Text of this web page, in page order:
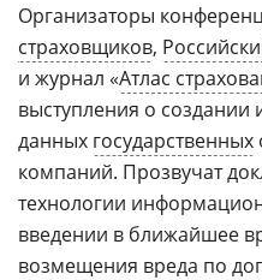
Организаторы
страховщиков,
и журнал «Атлас
выступления о создании
данных государственных
компаний. Прозвучат
технологии
введении в ближайшее
возмещения вреда по